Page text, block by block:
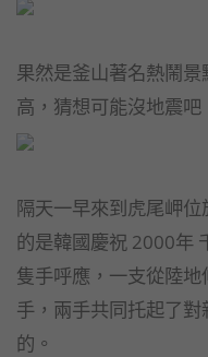
果然是釜山著名熱鬧
高，猜想可能沒地震吧
隔天一早來到虎尾岬
的是韓國慶祝 2000年
隻手呼應，一支從陸
手，兩手共同托起了
的。